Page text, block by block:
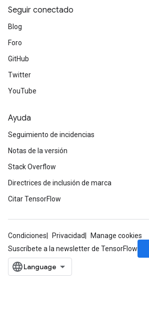
Seguir conectado
Blog
Foro
GitHub
Twitter
YouTube
Ayuda
Seguimiento de incidencias
Notas de la versión
Stack Overflow
Directrices de inclusión de marca
Citar TensorFlow
Condiciones Privacidad
Manage cookies
Suscríbete a la newsletter de TensorFlow